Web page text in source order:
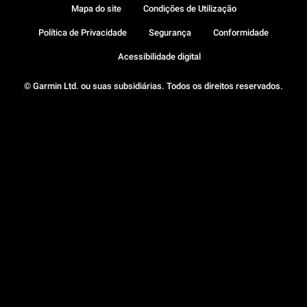
© Garmin Ltd. ou suas subsidiárias. Todos os direitos reservados.
Mapa do site Condições de Utilização
Política de Privacidade Segurança Conformidade
Acessibilidade digital